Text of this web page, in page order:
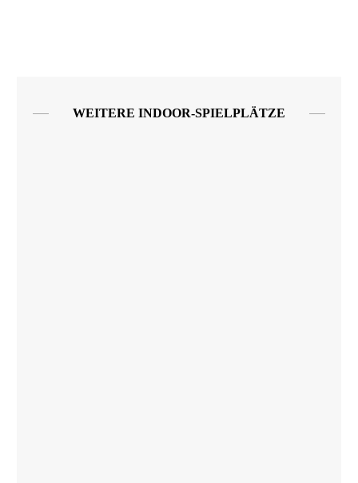
WEITERE INDOOR-SPIELPLÄTZE